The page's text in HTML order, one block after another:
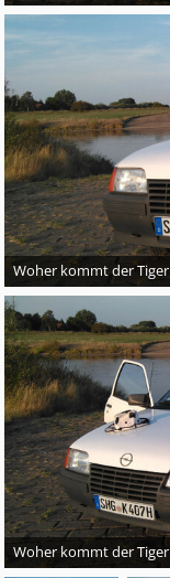
Woher kommt der Tiger
Woher kommt der Tiger